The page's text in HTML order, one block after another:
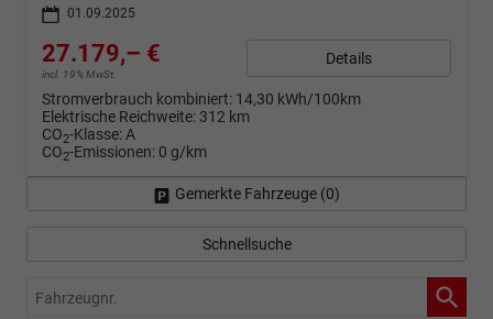
01.09.2025
27.179,– €
incl. 19% MwSt.
Details
Stromverbrauch kombiniert: 14,30 kWh/100km
Elektrische Reichweite: 312 km
CO2-Klasse:A
CO2-Emissionen: 0 g/km
Gemerkte Fahrzeuge (0)
Schnellsuche
Fahrzeugnr.